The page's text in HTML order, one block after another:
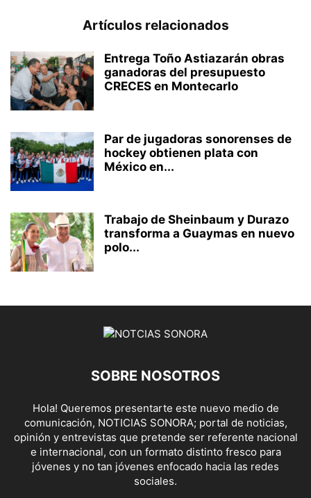
Artículos relacionados
Entrega Toño Astiazarán obras
ganadoras del presupuesto
CRECES en Montecarlo
Par de jugadoras sonorenses de
hockey obtienen plata con
México en...
Trabajo de Sheinbaum y Durazo
transforma a Guaymas en nuevo
polo...
SOBRE NOSOTROS
Hola! Queremos presentarte este nuevo medio de
comunicación, NOTICIAS SONORA; portal de noticias,
opinión y entrevistas que pretende ser referente nacional
e internacional, con un formato distinto fresco para
jóvenes y no tan jóvenes enfocado hacia las redes
sociales.